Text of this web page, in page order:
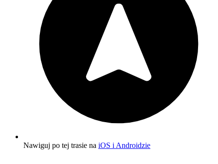
Nawiguj po tej trasie na iOS i Androidzie